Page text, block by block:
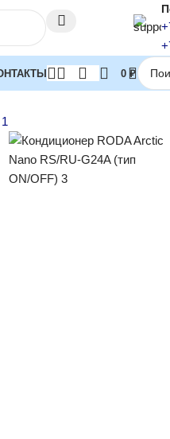
0 ₽
Кондиционеры [24] до 75 м2